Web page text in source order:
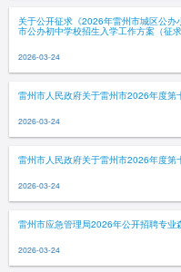
关于公开征求《2026年雷州市城区公
市公办初中学校招生入学工作方案（征
2026-03-24
雷州市人民政府关于雷州市2026年度
2026-03-24
雷州市人民政府关于雷州市2026年度
2026-03-24
雷州市应急管理局2026年公开招聘专业
2026-03-24